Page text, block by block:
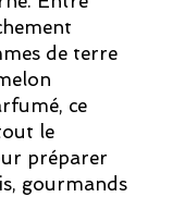
de terre
ce
le
préparer
gourmands